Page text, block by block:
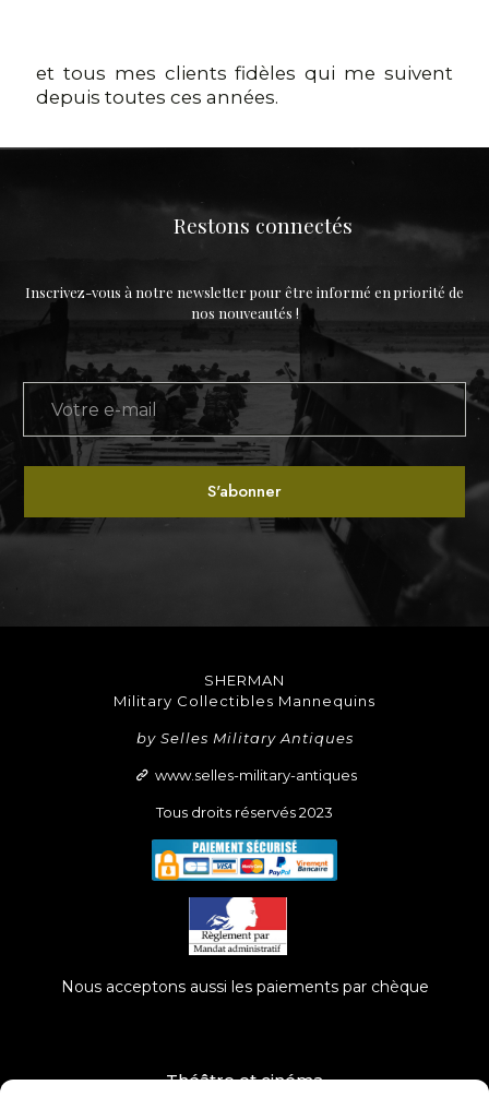
et tous mes clients fidèles qui me suivent
depuis toutes ces années.
Restons connectés
Inscrivez-vous à notre newsletter pour être informé en priorité de
nos nouveautés !
SHERMAN
Military Collectibles Mannequins
by Selles Military Antiques
www.selles-military-antiques
Tous droits réservés 2023
Nous acceptons aussi les paiements par chèque
Théâtre et cinéma